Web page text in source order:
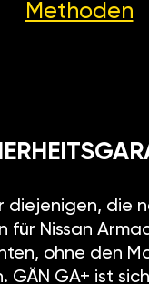
Methoden
diejenigen, die
für Nissan
ohne den
GÄN GA+ ist